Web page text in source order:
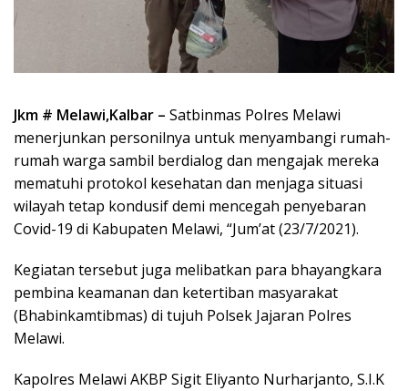
Jkm # Melawi,Kalbar – Satbinmas Polres Melawi
menerjunkan personilnya untuk menyambangi rumah-
rumah warga sambil berdialog dan mengajak mereka
mematuhi protokol kesehatan dan menjaga situasi
wilayah tetap kondusif demi mencegah penyebaran
Covid-19 di Kabupaten Melawi, “Jum’at (23/7/2021).
Kegiatan tersebut juga melibatkan para bhayangkara
pembina keamanan dan ketertiban masyarakat
(Bhabinkamtibmas) di tujuh Polsek Jajaran Polres
Melawi.
Kapolres Melawi AKBP Sigit Eliyanto Nurharjanto, S.I.K